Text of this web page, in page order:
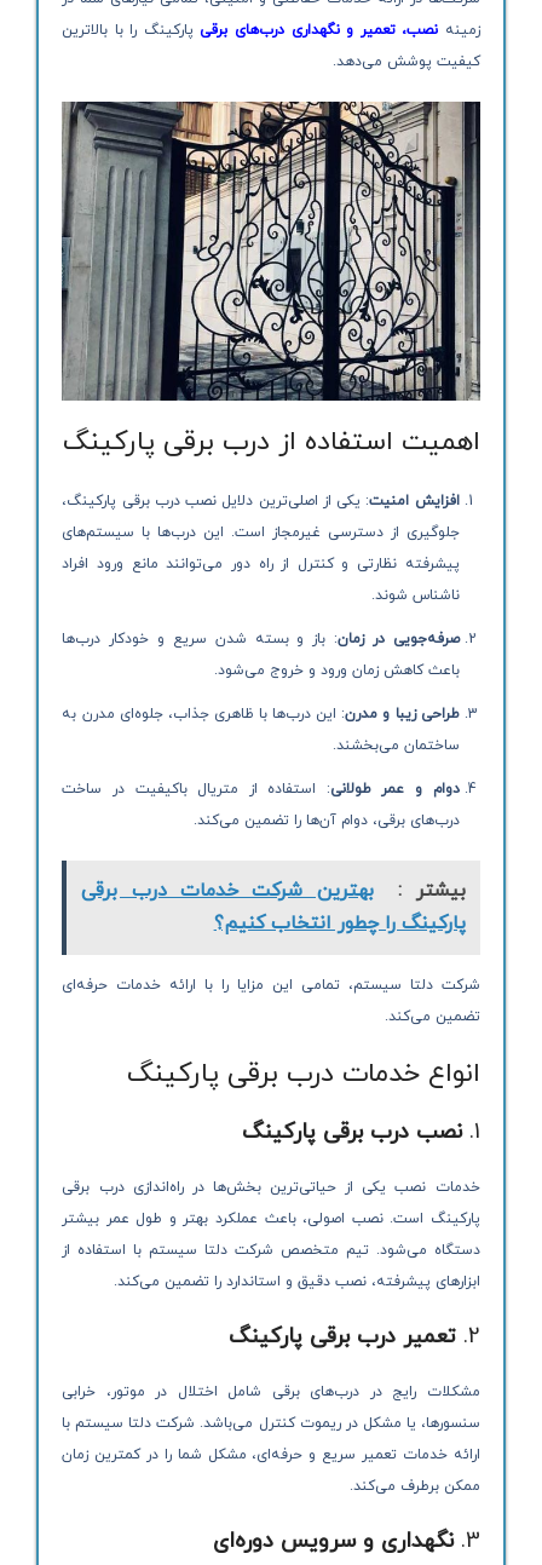
زمینه نصب، تعمیر و نگهداری درب‌های برقی پارکینگ را با بالاترین
کیفیت پوشش می‌دهد.
اهمیت استفاده از درب برقی پارکینگ
افزایش امنیت: یکی از اصلی‌ترین دلایل نصب درب برقی پارکینگ،
جلوگیری از دسترسی غیرمجاز است. این درب‌ها با سیستم‌های
پیشرفته نظارتی و کنترل از راه دور می‌توانند مانع ورود افراد
ناشناس شوند.
صرفه‌جویی در زمان: باز و بسته شدن سریع و خودکار درب‌ها
باعث کاهش زمان ورود و خروج می‌شود.
طراحی زیبا و مدرن: این درب‌ها با ظاهری جذاب، جلوه‌ای مدرن به
ساختمان می‌بخشند.
دوام و عمر طولانی: استفاده از متریال باکیفیت در ساخت
درب‌های برقی، دوام آن‌ها را تضمین می‌کند.
بیشتر :
بهترین شرکت خدمات درب برقی
پارکینگ را چطور انتخاب کنیم؟
شرکت دلتا سیستم، تمامی این مزایا را با ارائه خدمات حرفه‌ای
تضمین می‌کند.
انواع خدمات درب برقی پارکینگ
1. نصب درب برقی پارکینگ
خدمات نصب یکی از حیاتی‌ترین بخش‌ها در راه‌اندازی درب برقی
پارکینگ است. نصب اصولی، باعث عملکرد بهتر و طول عمر بیشتر
دستگاه می‌شود. تیم متخصص شرکت دلتا سیستم با استفاده از
ابزارهای پیشرفته، نصب دقیق و استاندارد را تضمین می‌کند.
2. تعمیر درب برقی پارکینگ
مشکلات رایج در درب‌های برقی شامل اختلال در موتور، خرابی
سنسورها، یا مشکل در ریموت کنترل می‌باشد. شرکت دلتا سیستم با
ارائه خدمات تعمیر سریع و حرفه‌ای، مشکل شما را در کمترین زمان
ممکن برطرف می‌کند.
3. نگهداری و سرویس دوره‌ای